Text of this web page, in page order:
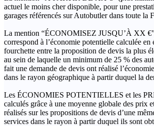
actuel le moins cher disponible, pour une
garages référencés sur Autobutler dans toute la
La mention “ÉCONOMISEZ JUSQU’À XX
correspond à l’économie potentielle calculée en
fourchette entre la proposition de devis la plus
au sein de laquelle un minimum de 25 % des
fait une demande de devis ont réalisé
dans le rayon géographique à partir duquel la
Les ÉCONOMIES POTENTIELLES et les
calculés grâce à une moyenne globale des prix
réalisés sur les propositions de devis d’une
services dans le rayon à partir duquel ils sont